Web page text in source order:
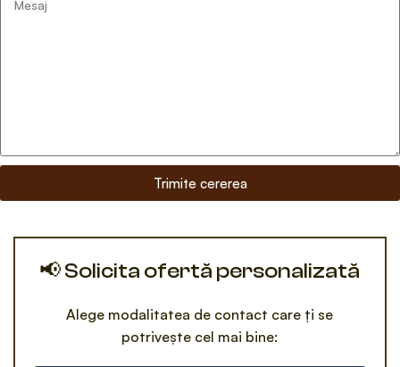
Trimite cererea
📢 Solicita ofertă personalizată
Alege modalitatea de contact care ți se
potrivește cel mai bine: